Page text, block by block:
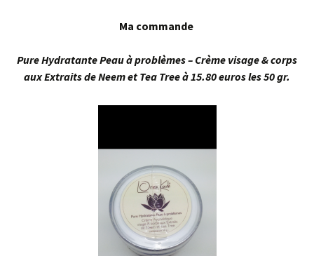
Ma commande
Pure Hydratante Peau à problèmes – Crème visage & corps
aux Extraits de Neem et Tea Tree à 15.80 euros les 50 gr.